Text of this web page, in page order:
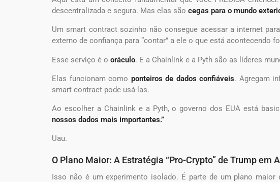
descentralizada e segura. Mas elas são cegas para o mundo
Um smart contract sozinho não consegue acessar a internet
externo de confiança para “contar” a ele o que está acontecendo
Esse serviço é o oráculo. E a Chainlink e a Pyth são as líderes
Elas funcionam como ponteiros de dados confiáveis. Agregam
smart contract pode usá-las.
Ao escolher a Chainlink e a Pyth, o governo dos EUA está
nossos dados mais importantes.”
Uau.
O Plano Maior: A Estratégia “Pro-Crypto” de Trump em
Isso não é um experimento isolado. É parte de um plano